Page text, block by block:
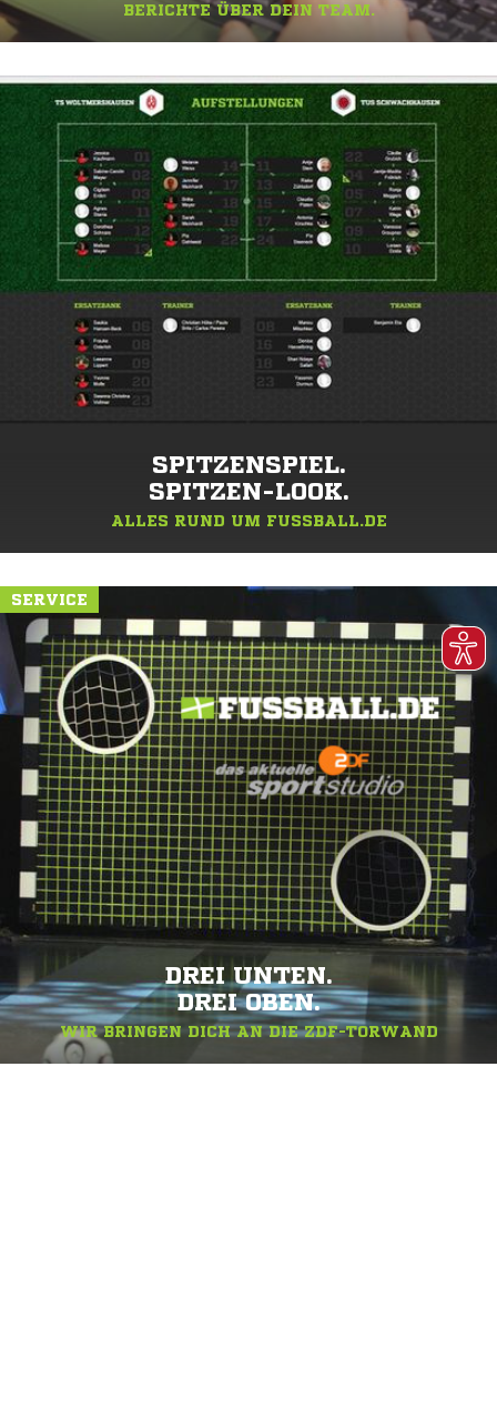
BERICHTE ÜBER DEIN TEAM.
SPITZENSPIEL.
SPITZEN-LOOK.
ALLES RUND UM FUSSBALL.DE
SERVICE
DREI UNTEN.
DREI OBEN.
WIR BRINGEN DICH AN DIE ZDF-TORWAND